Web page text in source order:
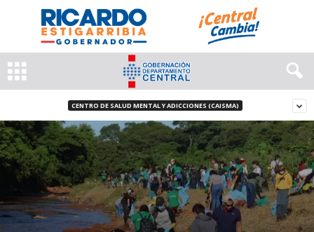
CENTRO DE SALUD MENTAL Y ADICCIONES (CAISMA)